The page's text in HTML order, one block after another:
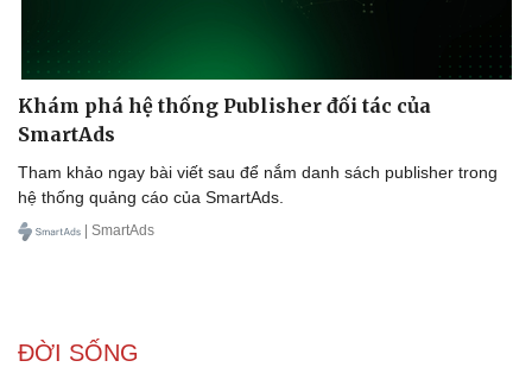
Khám phá hệ thống Publisher đối tác của
SmartAds
Tham khảo ngay bài viết sau để nắm danh sách publisher trong
hệ thống quảng cáo của SmartAds.
| SmartAds
ĐỜI SỐNG